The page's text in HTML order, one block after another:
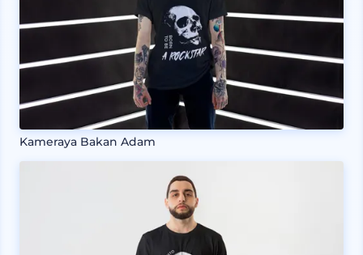
Kameraya Bakan Adam